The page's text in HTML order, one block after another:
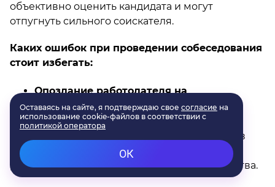
объективно оценить кандидата и могут
отпугнуть сильного соискателя.
Каких ошибок при проведении собеседования
стоит избегать:
Опоздание работодателя на
собеседование.
В глазах соискателя ситуация с опозданием в
большинстве случаев подрывает доверие к
работодателю уже на первом этапе знакомства.